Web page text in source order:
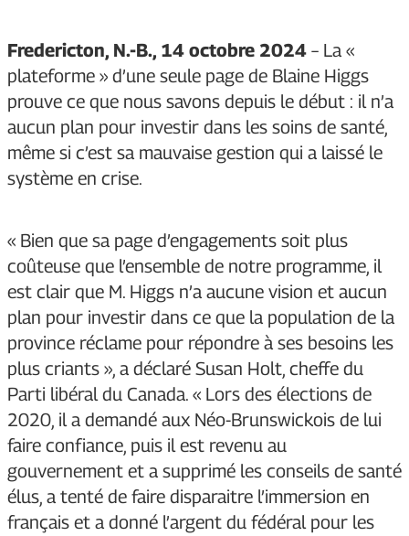
Fredericton, N.-B., 14 octobre 2024 – La «
plateforme » d’une seule page de Blaine Higgs
prouve ce que nous savons depuis le début : il n’a
aucun plan pour investir dans les soins de santé,
même si c’est sa mauvaise gestion qui a laissé le
système en crise.
« Bien que sa page d’engagements soit plus
coûteuse que l’ensemble de notre programme, il
est clair que M. Higgs n’a aucune vision et aucun
plan pour investir dans ce que la population de la
province réclame pour répondre à ses besoins les
plus criants », a déclaré Susan Holt, cheffe du
Parti libéral du Canada. « Lors des élections de
2020, il a demandé aux Néo-Brunswickois de lui
faire confiance, puis il est revenu au
gouvernement et a supprimé les conseils de santé
élus, a tenté de faire disparaitre l’immersion en
français et a donné l’argent du fédéral pour les